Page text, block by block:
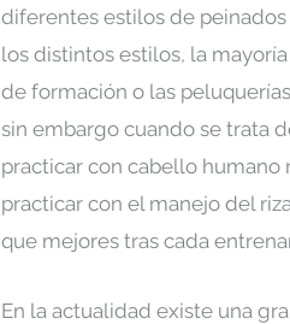
diferentes estilos de
los distintos estilos, la
de formación o las
sin embargo cuando se trata
practicar con cabello humano
practicar con el manejo del
que mejores tras cada
En la actualidad existe una